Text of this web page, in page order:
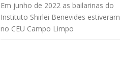
Em junho de 2022 as bailarinas do
Instituto Shirlei Benevides estiveram
no CEU Campo Limpo